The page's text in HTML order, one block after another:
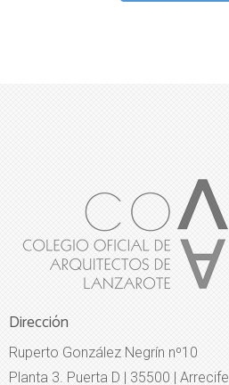
Dirección
Ruperto González Negrín nº10
Planta 3. Puerta D | 35500 | Arrecife